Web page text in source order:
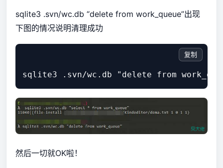
sqlite3 .svn/wc.db “delete from work_queue”出现
下图的情况说明清理成功
复制
然后一切就OK啦！